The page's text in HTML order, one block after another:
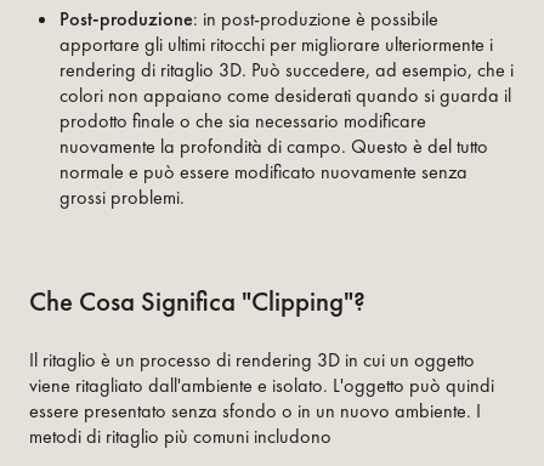
Post-produzione: in post-produzione è possibile
apportare gli ultimi ritocchi per migliorare ulteriormente i
rendering di ritaglio 3D. Può succedere, ad esempio, che i
colori non appaiano come desiderati quando si guarda il
prodotto finale o che sia necessario modificare
nuovamente la profondità di campo. Questo è del tutto
normale e può essere modificato nuovamente senza
grossi problemi.
Che Cosa Significa "clipping"?
Il ritaglio è un processo di rendering 3D in cui un oggetto
viene ritagliato dall'ambiente e isolato. L'oggetto può quindi
essere presentato senza sfondo o in un nuovo ambiente. I
metodi di ritaglio più comuni includono